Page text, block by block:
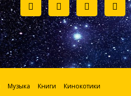
Музыка Книги Кинокотики